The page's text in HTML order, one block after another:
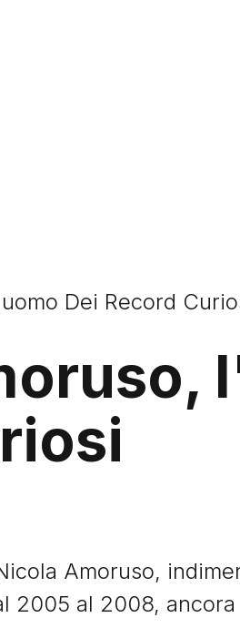
Dei Record
Amoruso,
2005 al 2008,